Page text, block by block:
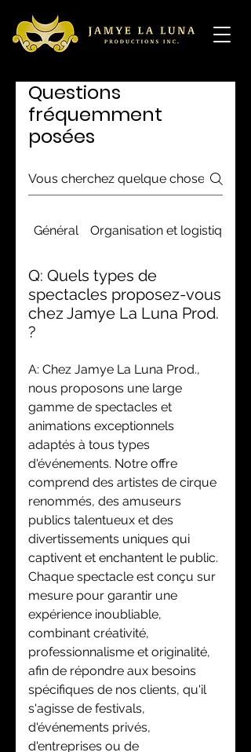
Questions
fréquemment
posées
Général Organisation et logistique
Q: Quels types de
spectacles proposez-vous
chez Jamye La Luna Prod.
?
A: Chez Jamye La Luna Prod.,
nous proposons une large
gamme de spectacles et
animations exceptionnels
adaptés à tous types
d'événements. Notre offre
comprend des artistes de cirque
renommés, des amuseurs
publics talentueux et des
divertissements uniques qui
captivent et enchantent le public.
Chaque spectacle est conçu sur
mesure pour garantir une
expérience inoubliable,
combinant créativité,
professionnalisme et originalité,
afin de répondre aux besoins
spécifiques de nos clients, qu'il
s'agisse de festivals,
d'événements privés,
d'entreprises ou de